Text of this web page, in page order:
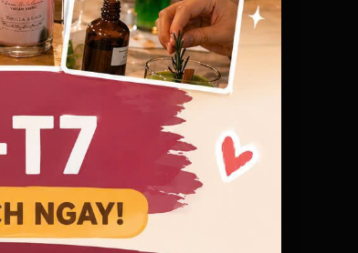
tinh tế được đẩy lên thành một
là vô cùng quan trọng. Đó không
tôn trọng đối với nghi thức năng
không chỉ không mang lại hiệu
lượng Kim lạnh lẽo.
thẩm mỹ sẽ là một sự lựa chọn
tôn vinh không gian sống mà còn
lưỡng. Ánh sáng từ những ngọn
sâu, tạo ra một bầu không khí
Vu's Candles ở góc Tây Bắc,